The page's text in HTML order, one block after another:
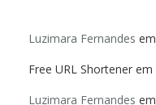
Luzimara Fernandes em
Free URL Shortener em
Luzimara Fernandes em